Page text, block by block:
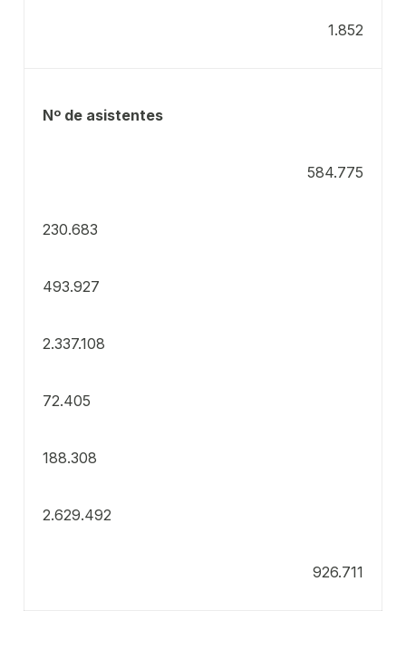
1.852
Nº de asistentes
584.775
230.683
493.927
2.337.108
72.405
188.308
2.629.492
926.711